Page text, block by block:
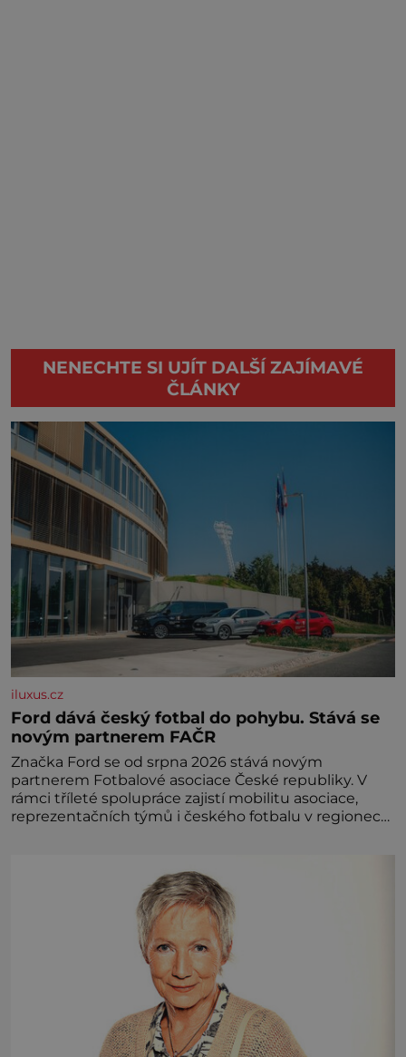
NENECHTE SI UJÍT DALŠÍ ZAJÍMAVÉ
ČLÁNKY
iluxus.cz
Ford dává český fotbal do pohybu. Stává se
novým partnerem FAČR
Značka Ford se od srpna 2026 stává novým
partnerem Fotbalové asociace České republiky. V
rámci tříleté spolupráce zajistí mobilitu asociace,
reprezentačních týmů i českého fotbalu v regionech.